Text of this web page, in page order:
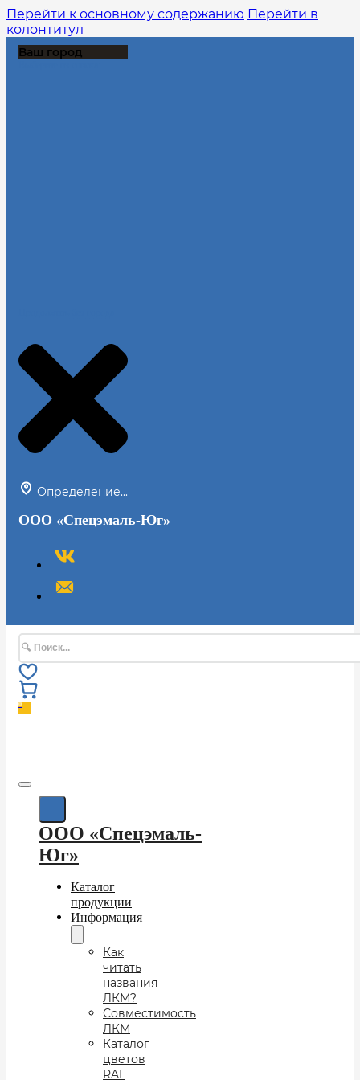
Перейти к основному содержанию Перейти в
колонтитул
Ваш город
Определение...
ООО «Спецэмаль-Юг»
Поиск
0
ООО «Спецэмаль-
Юг»
Каталог
продукции
Информация
Как
читать
названия
ЛКМ?
Совместимость
ЛКМ
Каталог
цветов
RAL